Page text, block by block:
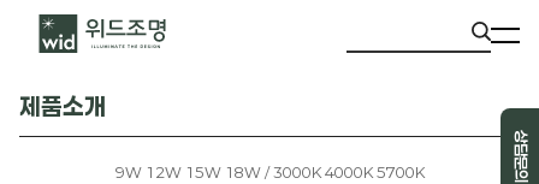
상담문의
제품소개
9W 12W 15W 18W / 3000K 4000K 5700K